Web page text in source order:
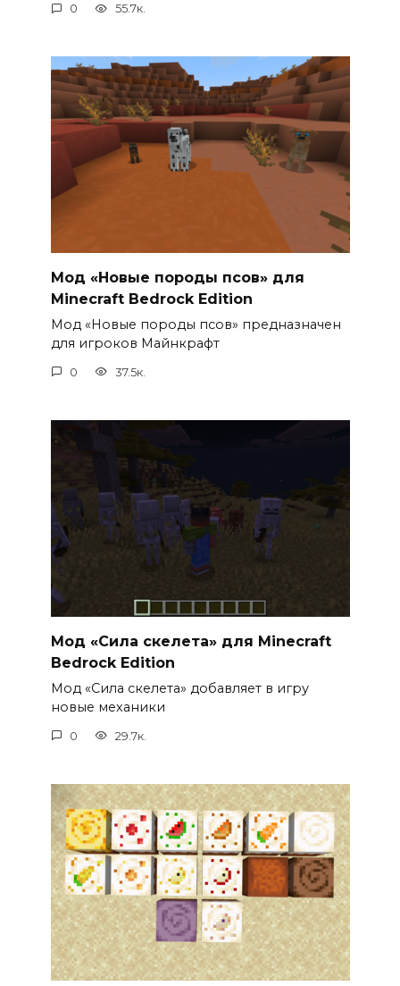
0 55.7к.
Мод «Новые породы псов» для
Minecraft Bedrock Edition
Мод «Новые породы псов» предназначен
для игроков Майнкрафт
0 37.5к.
Мод «Сила скелета» для Minecraft
Bedrock Edition
Мод «Сила скелета» добавляет в игру
новые механики
0 29.7к.